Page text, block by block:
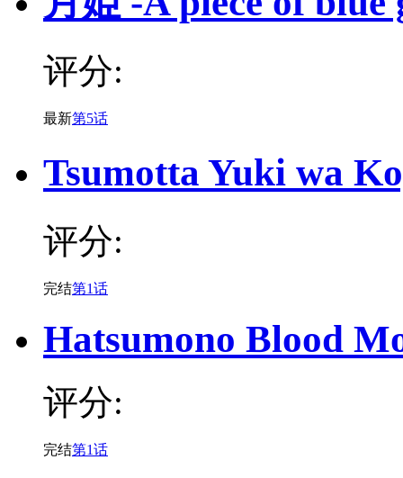
评分:
最新第5话
Tsumotta Yuki wa
评分:
完结第1话
Hatsumono Blood
评分:
完结第1话